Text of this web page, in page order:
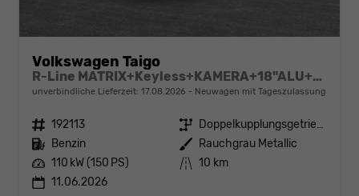
Volkswagen Taigo
R-Line MATRIX+Keyless+KAMERA+18"ALU+ACC+SHZ
unverbindliche Lieferzeit: 17.08.2026 Neuwagen mit Tageszulassung
Fahrzeugnr. 192113 Getriebe
Doppelkupplungsgetriebe (DSG)
Kraftstoff Benzin Außenfarbe Rauchgrau Metallic
Leistung 110 kW (150 PS) Kilometerstand 10 km
11.06.2026